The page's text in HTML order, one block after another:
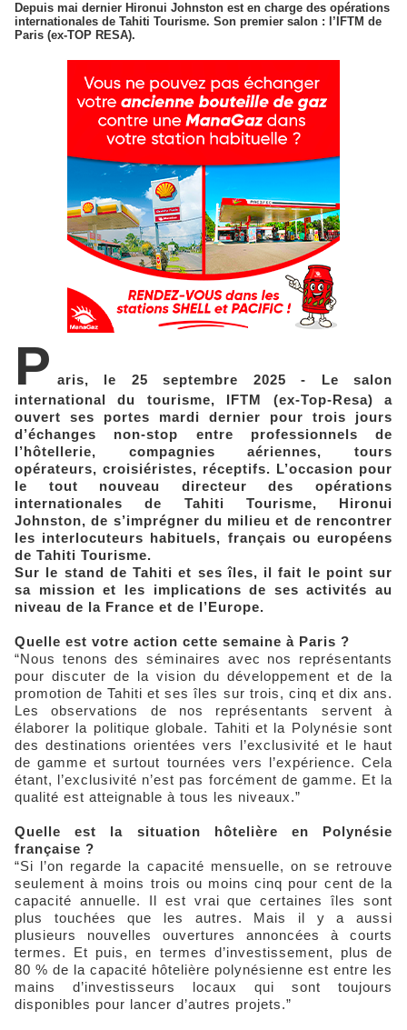
Depuis mai dernier Hironui Johnston est en charge des opérations
internationales de Tahiti Tourisme. Son premier salon : l’IFTM de
Paris (ex-TOP RESA).
P aris, le 25 septembre 2025 - Le salon
international du tourisme, IFTM (ex-Top-Resa) a
ouvert ses portes mardi dernier pour trois jours
d’échanges non-stop entre professionnels de
l’hôtellerie, compagnies aériennes, tours
opérateurs, croisiéristes, réceptifs. L’occasion pour
le tout nouveau directeur des opérations
internationales de Tahiti Tourisme, Hironui
Johnston, de s’imprégner du milieu et de rencontrer
les interlocuteurs habituels, français ou européens
de Tahiti Tourisme.
Sur le stand de Tahiti et ses îles, il fait le point sur
sa mission et les implications de ses activités au
niveau de la France et de l’Europe.
Quelle est votre action cette semaine à Paris ?
“Nous tenons des séminaires avec nos représentants
pour discuter de la vision du développement et de la
promotion de Tahiti et ses îles sur trois, cinq et dix ans.
Les observations de nos représentants servent à
élaborer la politique globale. Tahiti et la Polynésie sont
des destinations orientées vers l’exclusivité et le haut
de gamme et surtout tournées vers l’expérience. Cela
étant, l’exclusivité n’est pas forcément de gamme. Et la
qualité est atteignable à tous les niveaux.”
Quelle est la situation hôtelière en Polynésie
française ?
“Si l’on regarde la capacité mensuelle, on se retrouve
seulement à moins trois ou moins cinq pour cent de la
capacité annuelle. Il est vrai que certaines îles sont
plus touchées que les autres. Mais il y a aussi
plusieurs nouvelles ouvertures annoncées à courts
termes. Et puis, en termes d’investissement, plus de
80 % de la capacité hôtelière polynésienne est entre les
mains d’investisseurs locaux qui sont toujours
disponibles pour lancer d’autres projets.”